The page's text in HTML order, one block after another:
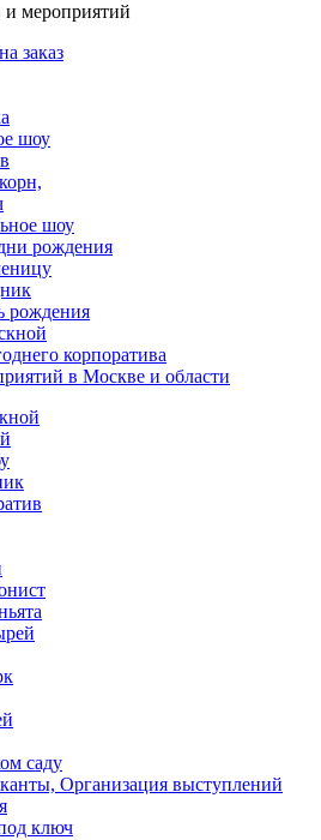
и мероприятий
заказ
шоу
шоу
рождения
рождения
корпоратива
в Москве и области
саду
Организация выступлений
ключ